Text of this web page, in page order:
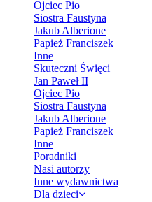
Ojciec Pio
Siostra Faustyna
Jakub Alberione
Papież Franciszek
Inne
Skuteczni Święci
Jan Paweł II
Ojciec Pio
Siostra Faustyna
Jakub Alberione
Papież Franciszek
Inne
Poradniki
Nasi autorzy
Inne wydawnictwa
Dla dzieci